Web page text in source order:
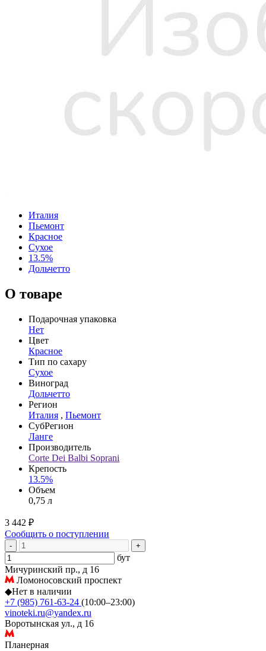
Италия
Пьемонт
Красное
Сухое
13.5%
Дольчетто
О товаре
Подарочная упаковка
Нет
Цвет
Красное
Тип по сахару
Сухое
Виноград
Дольчетто
Регион
Италия , Пьемонт
СубРегион
Ланге
Производитель
Corte Dei Balbi Soprani
Крепость
13.5%
Объем
0,75 л
3 442 ₽
Сообщить о поступлении
- +
бут
Мичуринский пр., д 16
Ломоносовский проспект
◆Нет в наличии
+7 (985) 761-63-24 (10:00–23:00)
vinoteki.ru@yandex.ru
Воротынская ул., д 16
Планерная